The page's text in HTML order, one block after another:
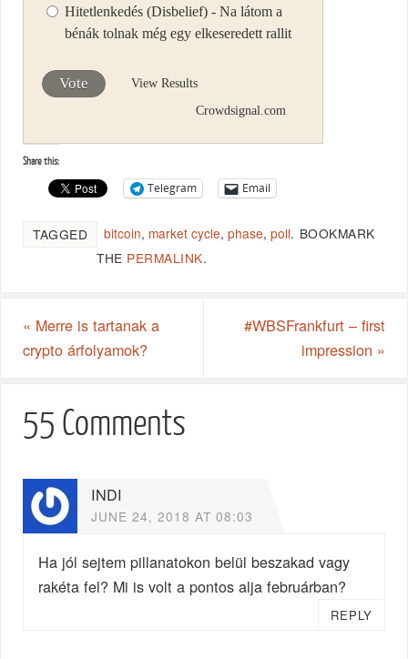
Hitetlenkedés (Disbelief) - Na látom a
bénák tolnak még egy elkeseredett rallit
Vote
View Results
Crowdsignal.com
Share this:
Telegram Email
TAGGED bitcoin, market cycle,phase,poll. BOOKMARK
THE PERMALINK.
« Merre is tartanak a
crypto árfolyamok?
#WBSFrankfurt – first
impression »
55 Comments
INDI
JUNE 24, 2018 AT 08:03
Ha jól sejtem pillanatokon belül beszakad vagy
rakéta fel? Mi is volt a pontos alja februárban?
REPLY